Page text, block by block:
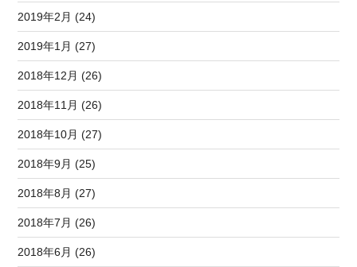
2019年2月 (24)
2019年1月 (27)
2018年12月 (26)
2018年11月 (26)
2018年10月 (27)
2018年9月 (25)
2018年8月 (27)
2018年7月 (26)
2018年6月 (26)